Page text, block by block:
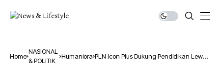
Home
NASIONAL
& POLITIK
Humaniora PLN Icon Plus Dukung Pendidikan Lewat